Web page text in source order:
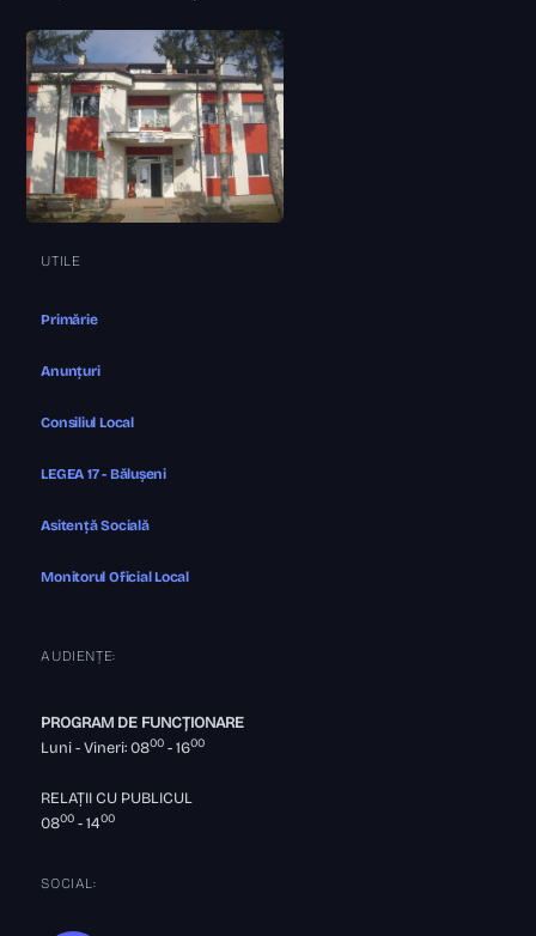
UTILE
Primărie
Anunțuri
Consiliul Local
LEGEA 17 - Bălușeni
Asitență Socială
Monitorul Oficial Local
AUDIENȚE:
PROGRAM DE FUNCȚIONARE
Luni - Vineri: 0800 - 1600
RELAȚII CU PUBLICUL
0800 - 1400
SOCIAL: